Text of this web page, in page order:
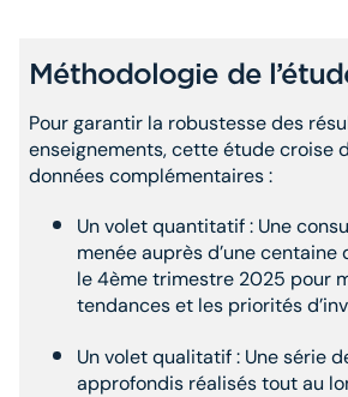
Méthodologie de
Pour garantir la robustesse des
enseignements, cette étude croise
données complémentaires :
Un volet quantitatif : Une
menée auprès d’une
le 4ème trimestre 2025 pour
tendances et les priorités
Un volet qualitatif : Une série
approfondis réalisés tout au